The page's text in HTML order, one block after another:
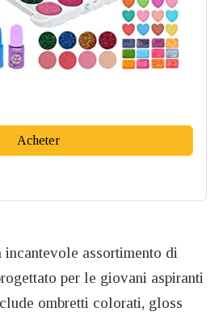
Acheter
incantevole assortimento di
per le giovani aspiranti
ombretti colorati, gloss